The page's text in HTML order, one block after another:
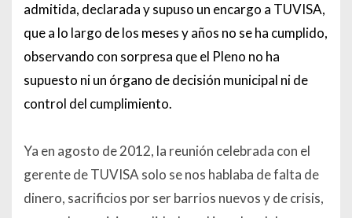
admitida, declarada y supuso un encargo a TUVISA,
que a lo largo de los meses y años no se ha cumplido,
observando con sorpresa que el Pleno no ha
supuesto ni un órgano de decisión municipal ni de
control del cumplimiento.
Ya en agosto de 2012, la reunión celebrada con el
gerente de TUVISA solo se nos hablaba de falta de
dinero, sacrificios por ser barrios nuevos y de crisis,